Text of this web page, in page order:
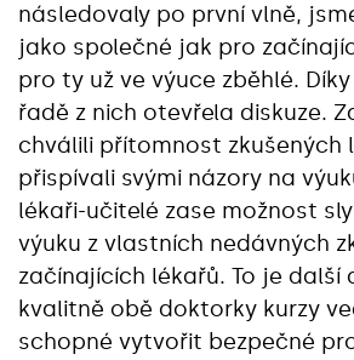
následovaly po první vlně,
jako společné jak pro
pro ty už ve výuce zběhlé.
řadě z nich otevřela diskuze.
chválili přítomnost zkušených
přispívali svými názory na
lékaři-učitelé zase možnost
výuku z vlastních nedávných
začínajících lékařů. To je
kvalitně obě doktorky kurzy
schopné vytvořit bezpečné